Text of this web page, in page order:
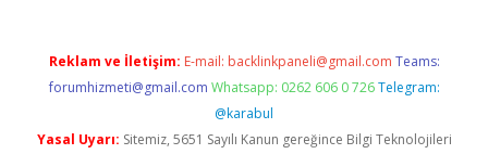
Reklam ve İletişim: E-mail: backlinkpaneli@gmail.com Teams:
forumhizmeti@gmail.com Whatsapp: 0262 606 0 726 Telegram:
@karabul
Yasal Uyarı: Sitemiz, 5651 Sayılı Kanun gereğince Bilgi Teknolojileri